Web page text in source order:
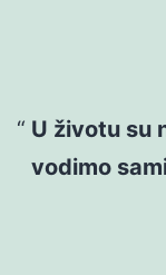
U životu su
vodimo